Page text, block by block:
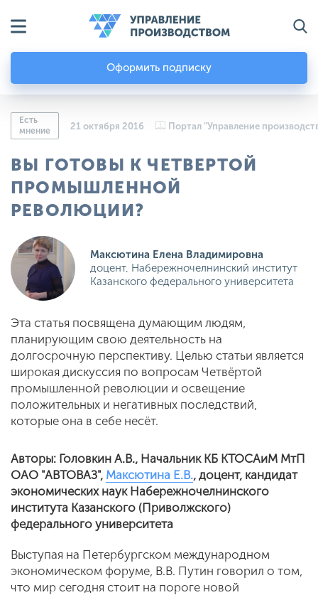
Оформить подписку
Есть
мнение
21 октября 2016 Портал "Управление
ВЫ ГОТОВЫ К ЧЕТВЕРТОЙ
ПРОМЫШЛЕННОЙ
РЕВОЛЮЦИИ?
Максютина Елена Владимировна
доцент, Набережночелнинский институт
Казанского федерального университета
Эта статья посвящена думающим людям,
планирующим свою деятельность на
долгосрочную перспективу. Целью статьи является
широкая дискуссия по вопросам Четвёртой
промышленной революции и освещение
положительных и негативных последствий,
которые она в себе несёт.
Авторы: Головкин А.В., Начальник КБ КТОСАиМ МтП
ОАО "АВТОВАЗ", Максютина Е.В., доцент, кандидат
экономических наук Набережночелнинского
института Казанского (Приволжского)
федерального университета
Выступая на Петербургском международном
экономическом форуме, В.В. Путин говорил о том,
что мир сегодня стоит на пороге новой